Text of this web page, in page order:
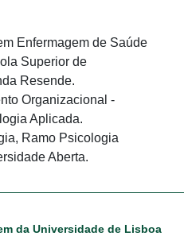
Enfermagem de Saúde
Superior de
Resende.
Organizacional -
Aplicada.
Ramo Psicologia
Aberta.
da Universidade de Lisboa